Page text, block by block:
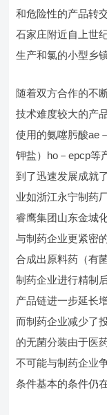
和危险性的产品转
石家庄附近自上世
生产和氯的小型乡
随着双方合作的不
技术难度较大的产
使用的氨噻肟酸ae
钾盐）ho－epcp等
到了迅速发展成就
业如浙江永宁制药
睿鹰集团山东金城
与制药企业更紧密
合成出原料药（有
制药企业进行精制
产品链进一步延长
而制药企业减少了
的无菌分装由于医
不可能与制药企业
条件基本的条件仍